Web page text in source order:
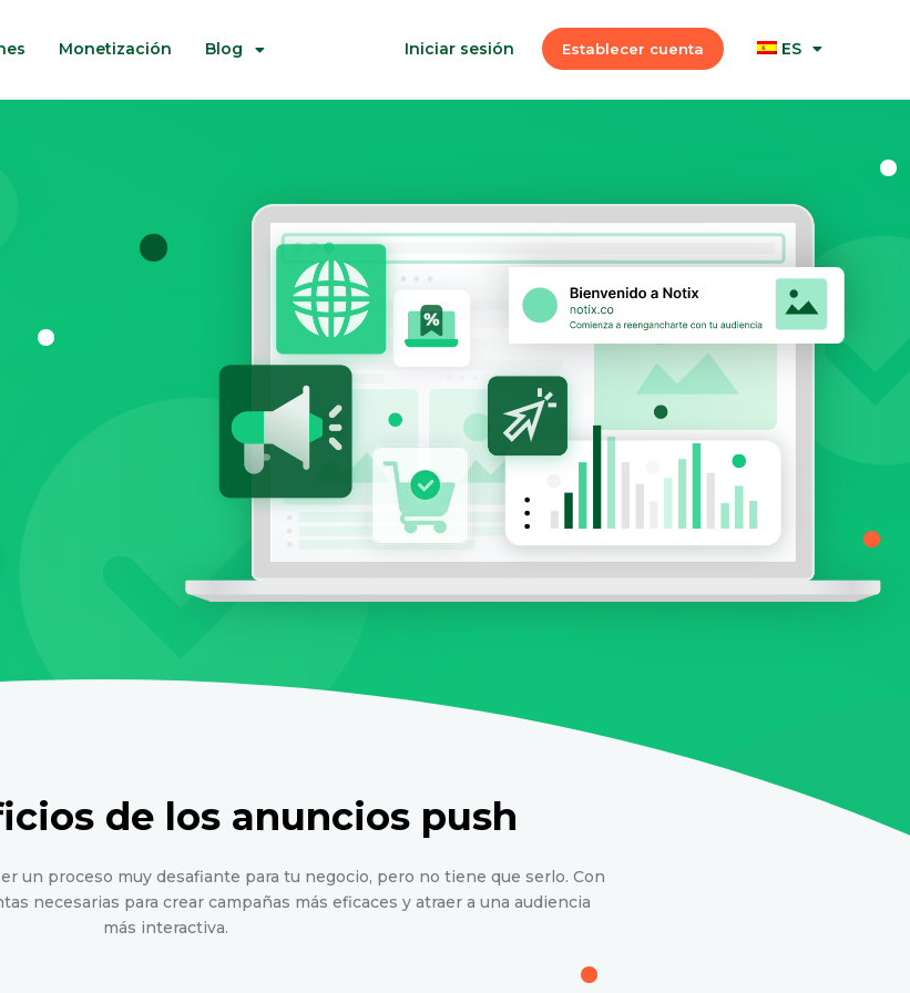
Monetización Blog Iniciar sesión Establecer cuenta ES
de los anuncios push
un proceso muy desafiante para tu negocio, pero no tiene que serlo. Con
necesarias para crear campañas más eficaces y atraer a una audiencia
más interactiva.